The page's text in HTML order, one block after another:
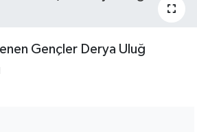
Gençler Derya Uluğ